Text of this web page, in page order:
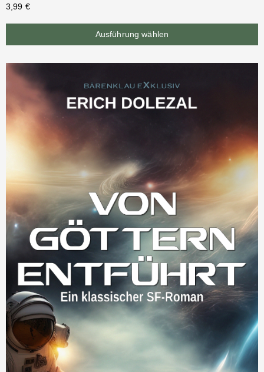
3,99 €
Ausführung wählen